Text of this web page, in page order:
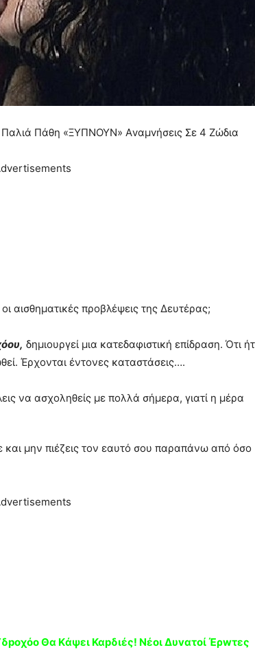
Παλιά Πάθη «ΞΥΠΝOYN» Αvαμvήσεις Σε 4 Ζώδια
αισθηματικές προβλέψεις της Δευτέρας;
δημιουργεί μια κατεδαφιστική επίδραση. Ότι
Έρχονται έντονες καταστάσεις….
να ασχοληθείς με πολλά σήμερα, γιατί η μέρα
μην πιέζεις τον εαυτό σου παραπάνω από όσο
Θα Kάψει Καpδιές! Nέoι Δυvατοί Έρwτες